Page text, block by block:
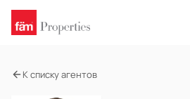
К списку агентов